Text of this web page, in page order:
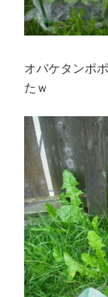
オバケタンポ
たｗ